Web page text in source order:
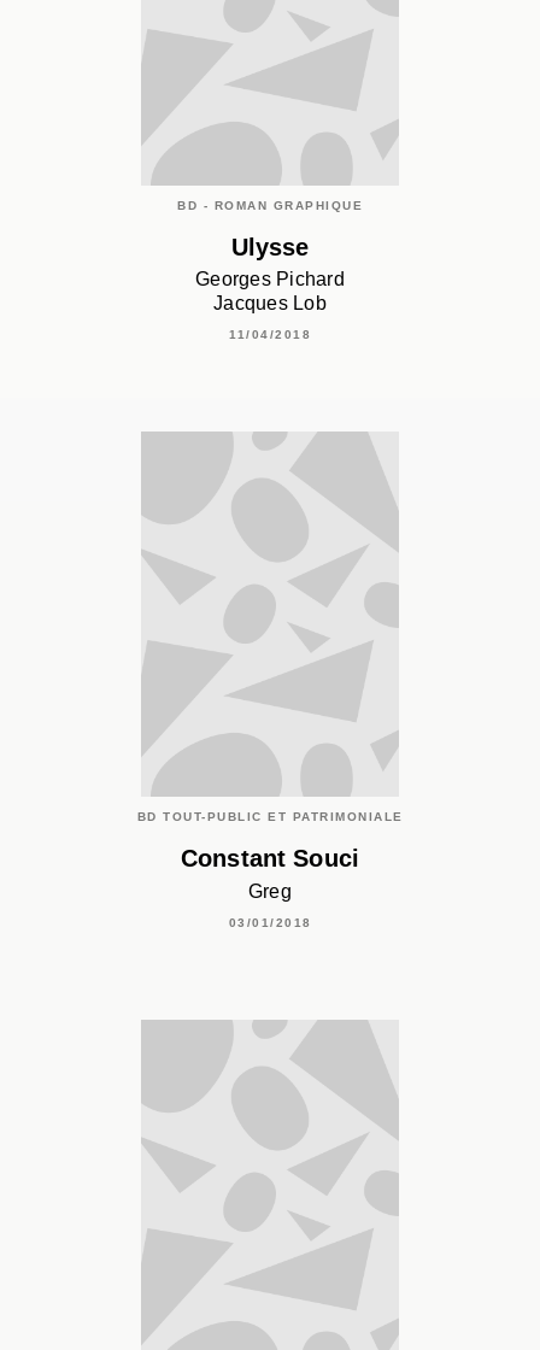
BD - ROMAN GRAPHIQUE
Ulysse
Georges Pichard
Jacques Lob
11/04/2018
BD TOUT-PUBLIC ET PATRIMONIALE
Constant Souci
Greg
03/01/2018